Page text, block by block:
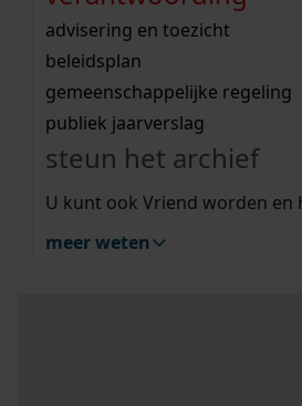
bouwvergunningen
omgevingsvergunningen
vergunningen
beeld en geluid
uitleg nodig?
Wij helpen u op weg met een
bekijk alle zoektips
Wij helpen u op weg met een
bekijk alle zoektips
bekijk ons geschiedenislokaal
advisering en toezicht
beleidsplan
gemeenschappelijke regeling
publiek jaarverslag
steun het archief
U kunt ook Vriend worden en
meer weten
zoektips
Mijn Studiezaal (inloggen)